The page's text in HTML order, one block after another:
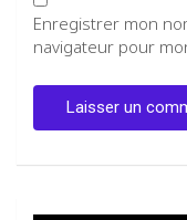
Enregistrer mon
navigateur pour